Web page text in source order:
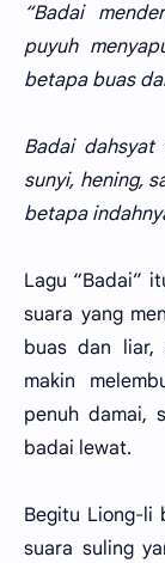
“Badai
puyuh
betapa buas
Badai
sunyi, hening,
betapa
Lagu “Badai”
suara yang
buas dan liar,
makin
penuh damai,
badai lewat.
Begitu Liong-li
suara suling